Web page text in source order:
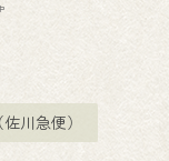
川急便）